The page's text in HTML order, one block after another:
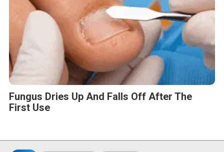
Fungus Dries Up And Falls Off After The
First Use